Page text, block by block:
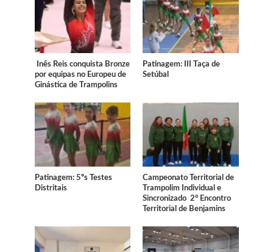
Inês Reis conquista Bronze
por equipas no Europeu de
Ginástica de Trampolins
Patinagem: III Taça de
Setúbal
Patinagem: 5ºs Testes
Distritais
Campeonato Territorial de
Trampolim Individual e
Sincronizado 2° Encontro
Territorial de Benjamins